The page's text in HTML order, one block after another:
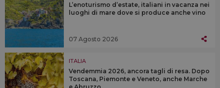
L’enoturismo d’estate, italiani in vacanza nei
luoghi di mare dove si produce anche vino
07 Agosto 2026
ITALIA
Vendemmia 2026, ancora tagli di resa. Dopo
Toscana, Piemonte e Veneto, anche Marche